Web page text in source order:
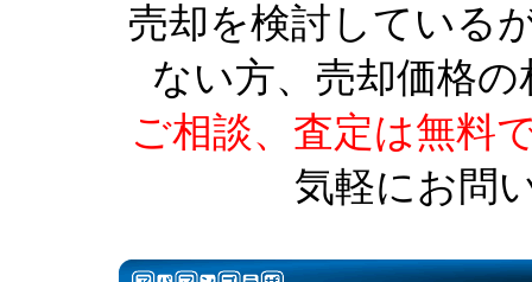
売却を検討している
ない方、売却価格
ご相談、査定は無料
気軽にお問